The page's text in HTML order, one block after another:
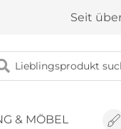
Seit
& MÖBEL